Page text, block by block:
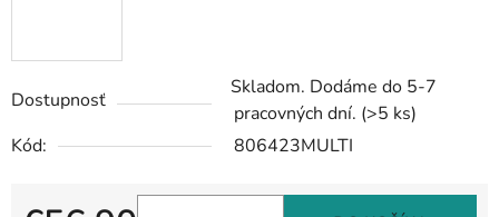
Dostupnosť
Skladom. Dodáme do 5-7
pracovných dní. (>5 ks)
Kód:
806423MULTI